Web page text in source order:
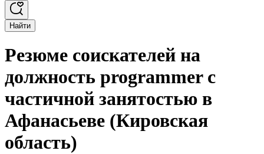
Найти
Резюме соискателей на
должность programmer с
частичной занятостью в
Афанасьеве (Кировская
область)